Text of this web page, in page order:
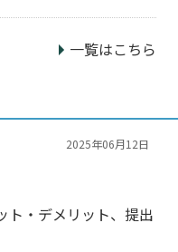
一覧はこちら
2025年06月12日
ト・デメリット、提出